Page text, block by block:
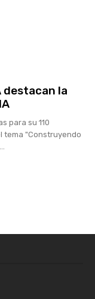
destacan la
para su 110
tema "Construyendo